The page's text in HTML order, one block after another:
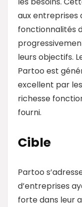
aux entreprises
fonctionnalités
leurs objectifs.
Partoo est
excellent par
richesse
fourni.
Cible
Partoo
d’entreprises
forte dans leur